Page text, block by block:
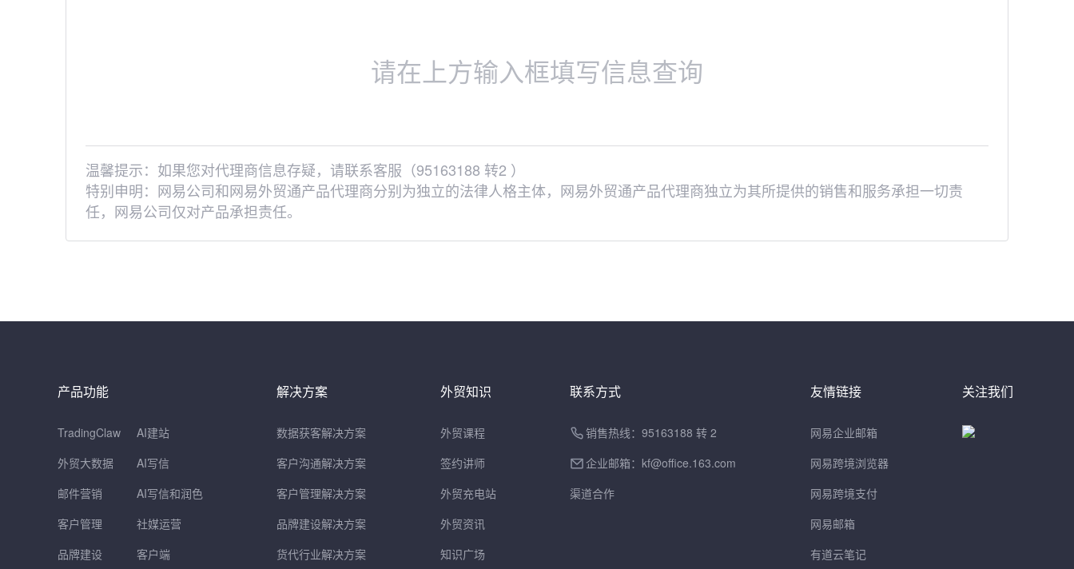
请在上方输入框填写信息查询
温馨提示：如果您对代理商信息存疑，请联系客服（95163188 转2 ）
特别申明：网易公司和网易外贸通产品代理商分别为独立的法律人格主体，网易外贸通产品代理商独立为其所提供的销售和服务承担一切责
任，网易公司仅对产品承担责任。
产品功能
TradingClaw
外贸大数据
邮件营销
客户管理
品牌建设
AI建站
AI写信
AI写信和润色
社媒运营
客户端
解决方案
数据获客解决方案
客户沟通解决方案
客户管理解决方案
品牌建设解决方案
货代行业解决方案
外贸知识
外贸课程
签约讲师
外贸充电站
外贸资讯
知识广场
联系方式
销售热线：95163188 转 2
企业邮箱： kf@office.163.com
渠道合作
友情链接
网易企业邮箱
网易跨境浏览器
网易跨境支付
网易邮箱
有道云笔记
关注我们